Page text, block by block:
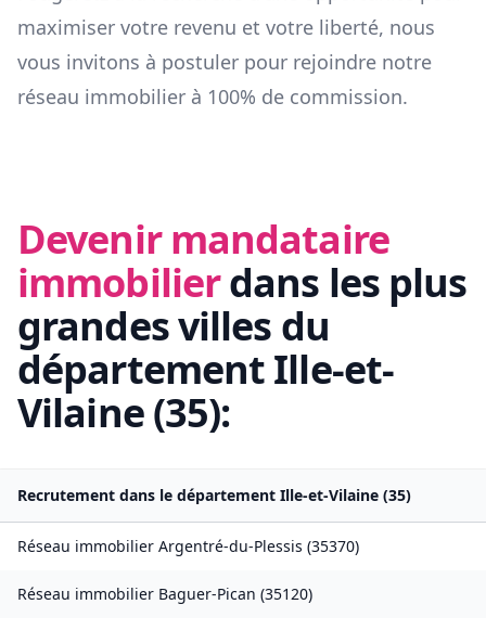
maximiser votre revenu et votre liberté, nous
vous invitons à postuler pour rejoindre notre
réseau immobilier à 100% de commission.
Devenir mandataire
immobilierdans les plus
grandes villes du
départementIlle-et-
Vilaine(35):
Recrutement dans le département Ille-et-Vilaine (35)
Réseau immobilier Argentré-du-Plessis (35370)
Réseau immobilier Baguer-Pican (35120)